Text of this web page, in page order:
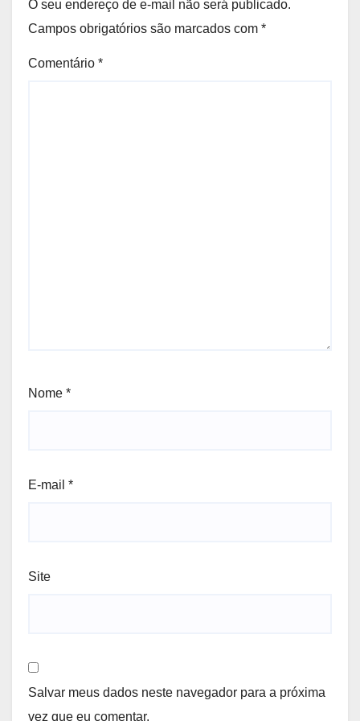
O seu endereço de e-mail não será publicado.
Campos obrigatórios são marcados com *
Comentário *
Nome *
E-mail *
Site
Salvar meus dados neste navegador para a próxima
vez que eu comentar.